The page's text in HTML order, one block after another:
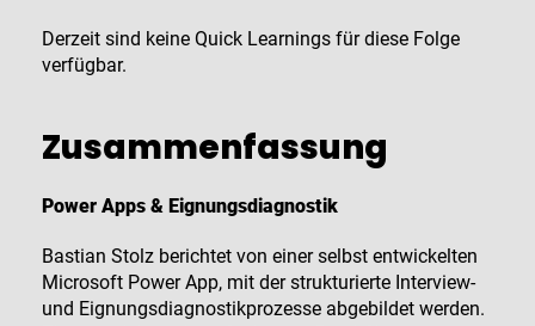
Derzeit sind keine Quick Learnings für diese Folge
verfügbar.
Zusammenfassung
Power Apps & Eignungsdiagnostik
Bastian Stolz berichtet von einer selbst entwickelten
Microsoft Power App, mit der strukturierte Interview-
und Eignungsdiagnostikprozesse abgebildet werden.